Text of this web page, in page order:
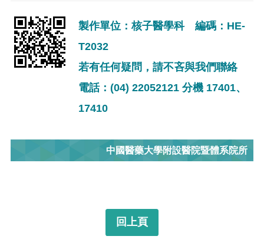
製作單位：核子醫學科 編碼：HE-
T2032
若有任何疑問，請不吝與我們聯絡
電話：(04) 22052121 分機 17401、
17410
中國醫藥大學附設醫院暨體系院所
回上頁